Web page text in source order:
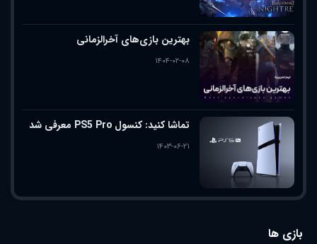
بهترین بازی‌های آخرالزمانی
۱۴۰۴-۰۲-۰۸
تماشا کنید: کنسول PS5 Pro معرفی شد
۱۴۰۳-۰۶-۲۱
بازی ها